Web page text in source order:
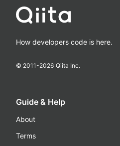
How developers code is here.
© 2011-2026 Qiita Inc.
Guide & Help
About
Terms